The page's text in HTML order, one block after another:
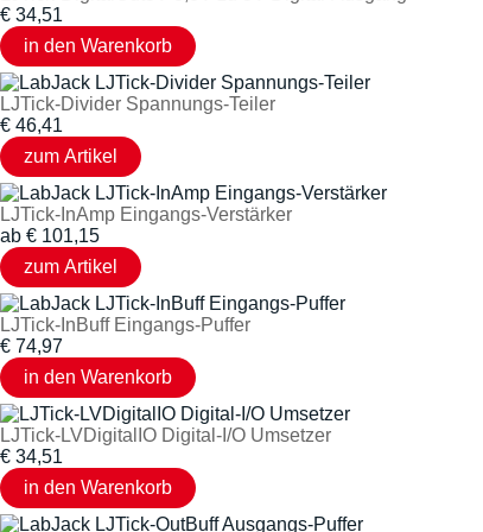
€ 34,51
LJTick-Divider Spannungs-Teiler
€ 46,41
LJTick-InAmp Eingangs-Verstärker
ab € 101,15
LJTick-InBuff Eingangs-Puffer
€ 74,97
LJTick-LVDigitalIO Digital-I/O Umsetzer
€ 34,51